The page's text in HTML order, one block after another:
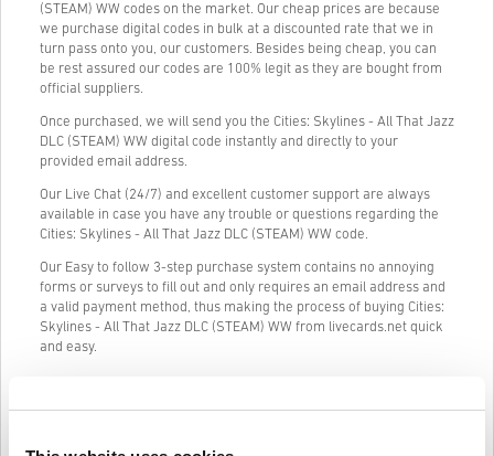
(STEAM) WW codes on the market. Our cheap prices are because
we purchase digital codes in bulk at a discounted rate that we in
turn pass onto you, our customers. Besides being cheap, you can
be rest assured our codes are 100% legit as they are bought from
official suppliers.
Once purchased, we will send you the Cities: Skylines - All That Jazz
DLC (STEAM) WW digital code instantly and directly to your
provided email address.
Our Live Chat (24/7) and excellent customer support are always
available in case you have any trouble or questions regarding the
Cities: Skylines - All That Jazz DLC (STEAM) WW code.
Our Easy to follow 3-step purchase system contains no annoying
forms or surveys to fill out and only requires an email address and
a valid payment method, thus making the process of buying Cities:
Skylines - All That Jazz DLC (STEAM) WW from livecards.net quick
and easy.